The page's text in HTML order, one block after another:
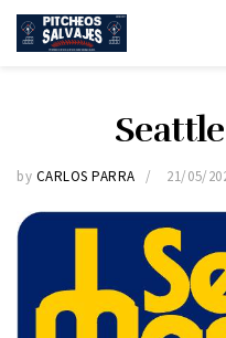
by CARLOS PARRA 21/05/